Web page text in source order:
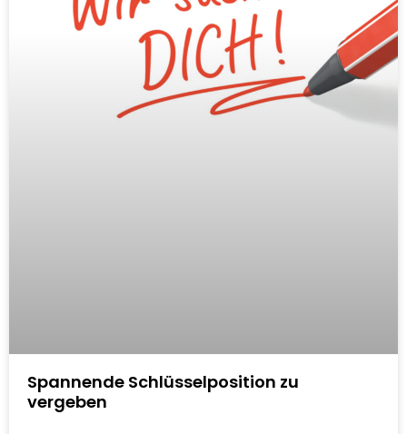
Spannende Schlüsselposition zu
vergeben